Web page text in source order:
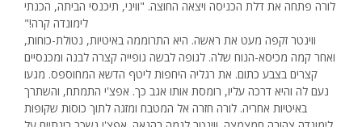
לורה פתחה את דלת הכניסה ויצאה החוצה. "וויני, תיכנסי הביתה, הכנתי
לימונדה קרה!"
ווינטר זקפה מעט את ראשה. היא התרוממה באיטיות, נטולת-כוחות,
ואחר קמה מכיסא-הנוח שלה. לגופה לבשה גופייה קצרה לבנה ומכנסיים
קצרים בצבע כתום. את רגליה היחפות ליטף הדשא המחוספס. מגעו
נעם לה והיא דרכה עליו, רומסת אותו אגב כך. אפצ'י התמתח, והשתרך
באיטיות אחריה. לורה חזרה אל המטבח ומזגה לתוך כוסות שקופות